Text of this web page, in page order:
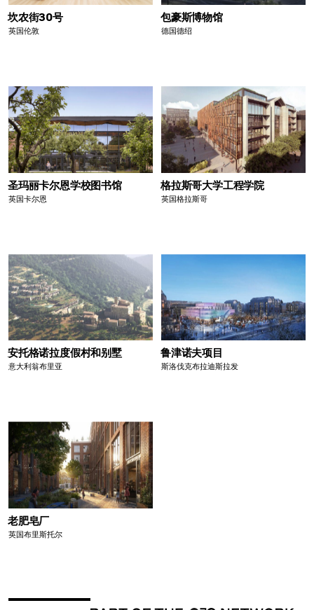
坎农街30号
英国伦敦
包豪斯博物馆
德国德绍
圣玛丽卡尔恩学校图书馆
英国卡尔恩
格拉斯哥大学工程学院
英国格拉斯哥
安托格诺拉度假村和别墅
意大利翁布里亚
鲁津诺夫项目
斯洛伐克布拉迪斯拉发
老肥皂厂
英国布里斯托尔